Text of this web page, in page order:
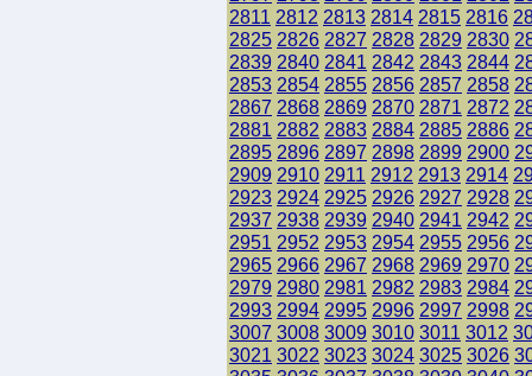
2811 2812 2813 2814 2815 2816
2825 2826 2827 2828 2829 2830
2839 2840 2841 2842 2843 2844
2853 2854 2855 2856 2857 2858
2867 2868 2869 2870 2871 2872
2881 2882 2883 2884 2885 2886
2895 2896 2897 2898 2899 2900
2909 2910 2911 2912 2913 2914
2923 2924 2925 2926 2927 2928
2937 2938 2939 2940 2941 2942
2951 2952 2953 2954 2955 2956
2965 2966 2967 2968 2969 2970
2979 2980 2981 2982 2983 2984
2993 2994 2995 2996 2997 2998
3007 3008 3009 3010 3011 3012
3021 3022 3023 3024 3025 3026